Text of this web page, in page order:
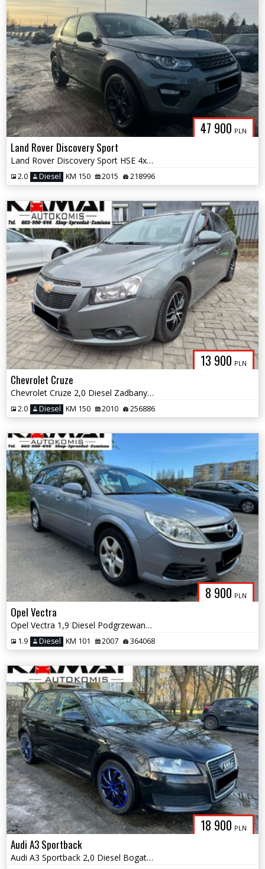
47 900 PLN
Land Rover Discovery Sport
Land Rover Discovery Sport HSE 4x4 Super Stan Zamiana
2.0 Diesel KM 150 2015 218996
13 900 PLN
Chevrolet Cruze
Chevrolet Cruze 2,0 Diesel Zadbany Zamiana
2.0 Diesel KM 150 2010 256886
8 900 PLN
Opel Vectra
Opel Vectra 1,9 Diesel Podgrzewane fotele Zamiana
1.9 Diesel KM 101 2007 364068
18 900 PLN
Audi A3 Sportback
Audi A3 Sportback 2,0 Diesel Bogate Wyposażenie Hak Zamiana